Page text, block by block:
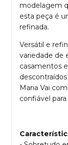
modelagem
esta peça é
refinada.
Versátil e
variedade de
casamentos
Maria Vai
confiável